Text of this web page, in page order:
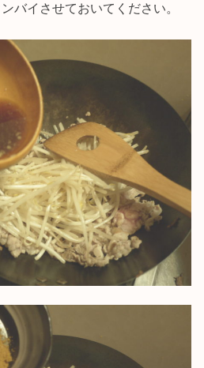
バイさせておいてください。